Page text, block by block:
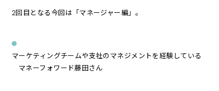
2回目となる今回は「マネージャー編」。
マーケティングチームや支社のマネジメントを経験している
マネーフォワード藤田さん